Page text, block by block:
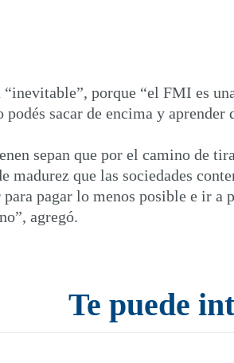
porque “el FMI es
sacar de encima y aprender
sepan que por el camino de
madurez que las sociedades
pagar lo menos posible e ir
agregó.
Te puede